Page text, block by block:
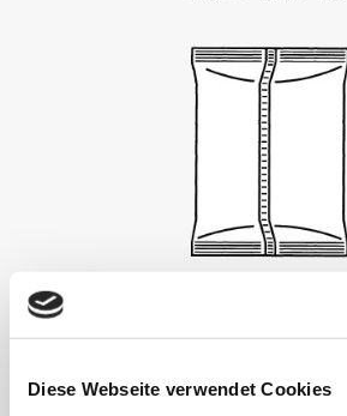
Diese Webseite verwendet Cookies